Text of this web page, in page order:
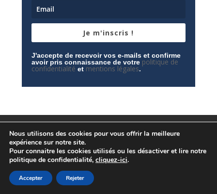
Je m'inscris !
J'accepte de recevoir vos e-mails et confirme
avoir pris connaissance de votre politique de
confidentialité et mentions légales.
Espace privé
Politique de confidentialité
© Conception
Nous utilisons des cookies pour vous offrir la meilleure
expérience sur notre site.
Pour connaitre les cookies utilisés ou les désactiver et lire notre
politique de confidentialité, cliquez-ici.
Accepter Rejeter